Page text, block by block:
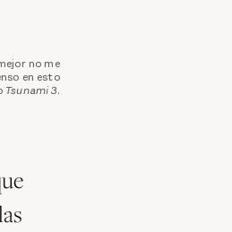
no me
en esto
Tsunami 3.